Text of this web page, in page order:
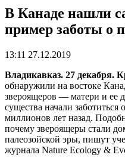
В Канаде нашли
пример заботы о
13:11 27.12.2019
Владикавказ. 27 декабря.
обнаружили на востоке
звероящеров — матери и ее
существа начали
миллионов лет назад.
почему звероящеры стали
палеозойской эры, пишут
журнала Nature Ecology &